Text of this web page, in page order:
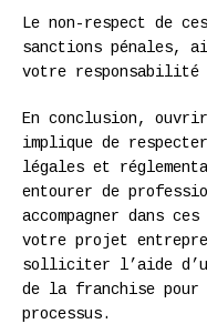
Le non-respect de
sanctions pénales,
votre
En conclusion,
implique de
légales et
entourer de
accompagner dans
votre projet
solliciter l’aide
de la franchise pour
processus.